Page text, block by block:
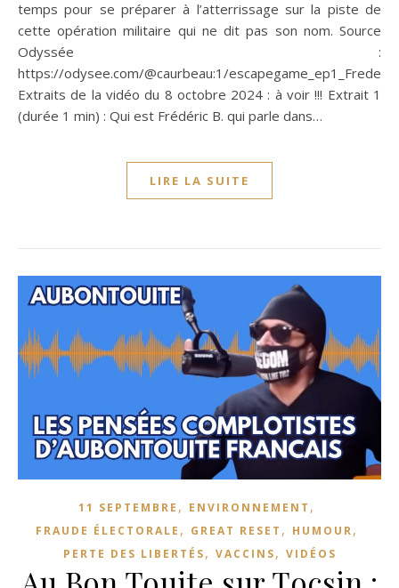
temps pour se préparer à l’atterrissage sur la piste de
cette opération militaire qui ne dit pas son nom. Source
Odyssée :
https://odysee.com/@caurbeau:1/
Extraits de la vidéo du 8 octobre 2024 : à voir !!! Extrait 1
(durée 1 min) : Qui est Frédéric B. qui parle dans…
LIRE LA SUITE
11 SEPTEMBRE , ENVIRONNEMENT ,
FRAUDE ÉLECTORALE , GREAT RESET , HUMOUR,
PERTE DES LIBERTÉS, VACCINS, VIDÉOS